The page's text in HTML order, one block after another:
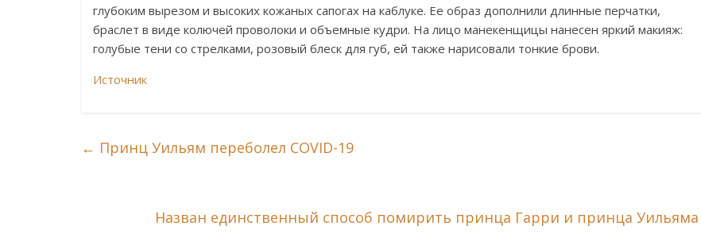
глубоким вырезом и высоких кожаных сапогах на каблуке. Ее образ дополнили длинные перчатки,
браслет в виде колючей проволоки и объемные кудри. На лицо манекенщицы нанесен яркий макияж:
голубые тени со стрелками, розовый блеск для губ, ей также нарисовали тонкие брови.
Источник
← Принц Уильям переболел COVID-19
Назван единственный способ помирить принца Гарри и принца Уильяма